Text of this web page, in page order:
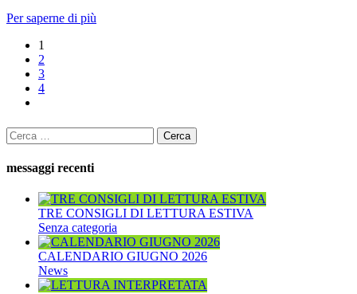
Per saperne di più
1
2
3
4
Ricerca
per:
messaggi recenti
TRE CONSIGLI DI LETTURA ESTIVA
Senza categoria
CALENDARIO GIUGNO 2026
News